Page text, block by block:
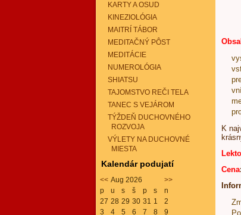
KARTY A OSUD
KINEZIOLÓGIA
MAITRÍ TÁBOR
MEDITAČNÝ PÔST
MEDITÁCIE
NUMEROLÓGIA
SHIATSU
TAJOMSTVO REČI TELA
TANEC S VEJÁROM
TÝŽDEŇ DUCHOVNÉHO
ROZVOJA
VÝLETY NA DUCHOVNÉ
MIESTA
Kalendár podujatí
<< Aug 2026
>>
p
u s š p s
n
27 28 29 30 31 1
2
3
4 5 6 7 8 9
K
Cena